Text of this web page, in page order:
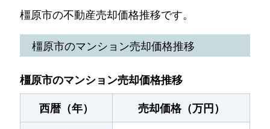
五条野町
3,200万円 岡寺
地黄町
2,400万円 大和八木
地黄町
850万円 大和八木
地黄町
大和八木
雲梯町
1,400万円 坊城
畝傍町
1,800万円 畝傍御陵前
小槻町
1,100万円 真菅
徒歩
橿原市の不動産売却価格推移です。
橿原市のマンション売却価格推移
橿原市のマンション売却価格推移
西暦（年）
売却価格（万円）